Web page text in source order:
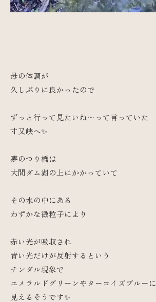
母の体調が
久しぶりに良かったので
ずっと行って見たいね〜って言っていた
寸又峡へ✨
夢のつり橋は
大間ダム湖の上にかかっていて
その水の中にある
わずかな微粒子により
赤い光が吸収され
青い光だけが反射するという
チンダル現象で
エメラルドグリーンやターコイズブルーに
見えるそうです✨